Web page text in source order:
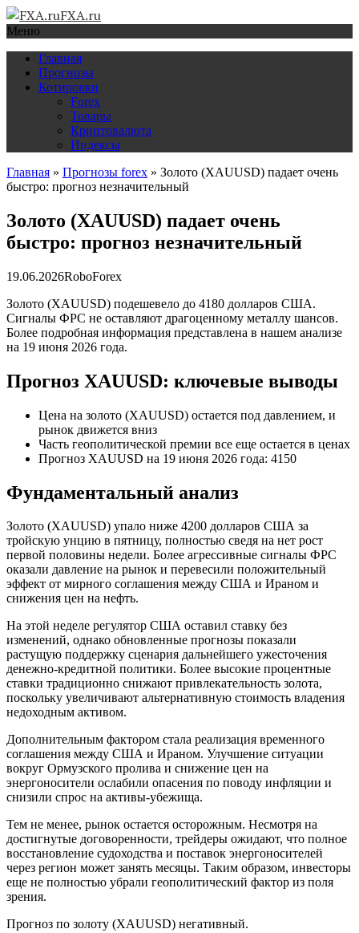
FXA.ru
Меню
Главная
Прогнозы
Котировки
Forex
Товары
Криптовалюта
Индексы
Главная » Прогнозы forex » Золото (XAUUSD) падает очень
быстро: прогноз незначительный
Золото (XAUUSD) падает очень
быстро: прогноз незначительный
19.06.2026RoboForex
Золото (XAUUSD) подешевело до 4180 долларов США.
Сигналы ФРС не оставляют драгоценному металлу шансов.
Более подробная информация представлена в нашем анализе
на 19 июня 2026 года.
Прогноз XAUUSD: ключевые выводы
Цена на золото (XAUUSD) остается под давлением, и
рынок движется вниз
Часть геополитической премии все еще остается в ценах
Прогноз XAUUSD на 19 июня 2026 года: 4150
Фундаментальный анализ
Золото (XAUUSD) упало ниже 4200 долларов США за
тройскую унцию в пятницу, полностью сведя на нет рост
первой половины недели. Более агрессивные сигналы ФРС
оказали давление на рынок и перевесили положительный
эффект от мирного соглашения между США и Ираном и
снижения цен на нефть.
На этой неделе регулятор США оставил ставку без
изменений, однако обновленные прогнозы показали
растущую поддержку сценария дальнейшего ужесточения
денежно-кредитной политики. Более высокие процентные
ставки традиционно снижают привлекательность золота,
поскольку увеличивают альтернативную стоимость владения
недоходным активом.
Дополнительным фактором стала реализация временного
соглашения между США и Ираном. Улучшение ситуации
вокруг Ормузского пролива и снижение цен на
энергоносители ослабили опасения по поводу инфляции и
снизили спрос на активы-убежища.
Тем не менее, рынок остается осторожным. Несмотря на
достигнутые договоренности, трейдеры ожидают, что полное
восстановление судоходства и поставок энергоносителей
через регион может занять месяцы. Таким образом, инвесторы
еще не полностью убрали геополитический фактор из поля
зрения.
Прогноз по золоту (XAUUSD) негативный.